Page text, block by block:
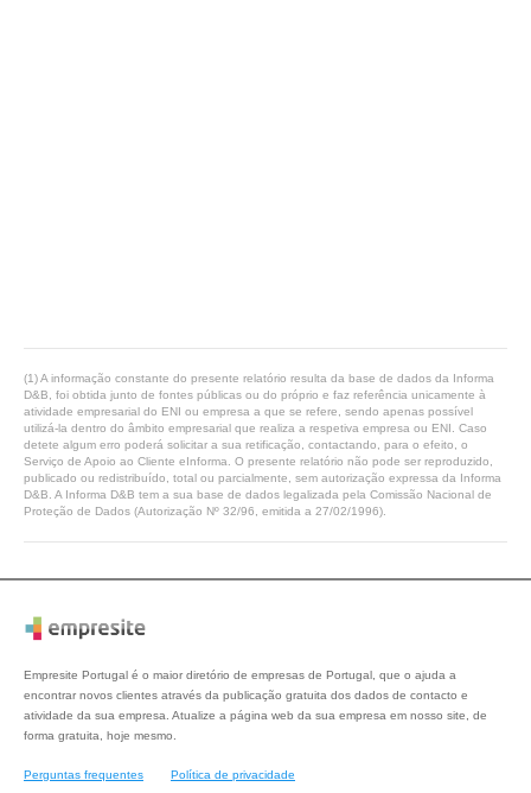
(1) A informação constante do presente relatório resulta da base de dados da Informa
D&B, foi obtida junto de fontes públicas ou do próprio e faz referência unicamente à
atividade empresarial do ENI ou empresa a que se refere, sendo apenas possível
utilizá-la dentro do âmbito empresarial que realiza a respetiva empresa ou ENI. Caso
detete algum erro poderá solicitar a sua retificação, contactando, para o efeito, o
Serviço de Apoio ao Cliente eInforma. O presente relatório não pode ser reproduzido,
publicado ou redistribuído, total ou parcialmente, sem autorização expressa da Informa
D&B. A Informa D&B tem a sua base de dados legalizada pela Comissão Nacional de
Proteção de Dados (Autorização Nº 32/96, emitida a 27/02/1996).
Empresite Portugal é o maior diretório de empresas de Portugal, que o ajuda a
encontrar novos clientes através da publicação gratuita dos dados de contacto e
atividade da sua empresa. Atualize a página web da sua empresa em nosso site, de
forma gratuita, hoje mesmo.
Perguntas frequentes Política de privacidade